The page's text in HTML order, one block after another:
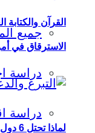
جميع
دراسة
دراسة
القرآن
الاسترقاق في